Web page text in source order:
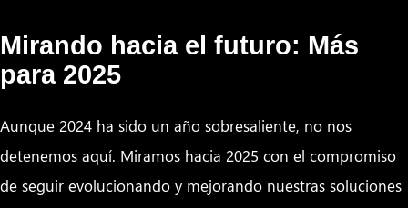
Mirando hacia el futuro: Más
para 2025
Aunque 2024 ha sido un año sobresaliente, no nos
detenemos aquí. Miramos hacia 2025 con el compromiso
de seguir evolucionando y mejorando nuestras soluciones